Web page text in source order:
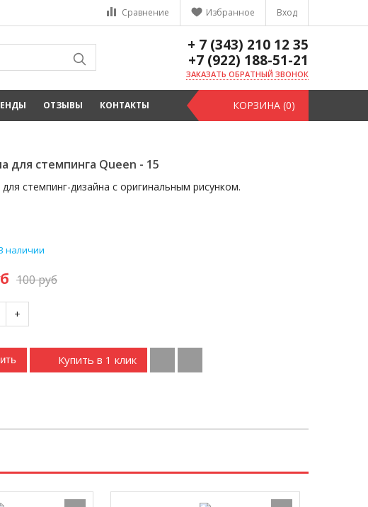
Вход
Избранное
Сравнение
+ 7 (343) 210 12 35
+7 (922) 188-51-21
ЗАКАЗАТЬ ОБРАТНЫЙ ЗВОНОК
ОТЗЫВЫ КОНТАКТЫ КОРЗИНА (0)
для стемпинга Queen - 15
стемпинг-дизайна с оригинальным рисунком.
наличии
100руб
+
Купить в 1 клик